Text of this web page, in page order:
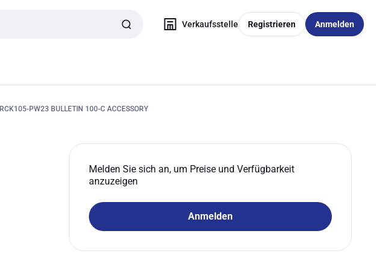
Verkaufsstelle Registrieren Anmelden
RCK105-PW23 BULLETIN 100-C ACCESSORY
Melden Sie sich an, um Preise und Verfügbarkeit
anzuzeigen
Anmelden